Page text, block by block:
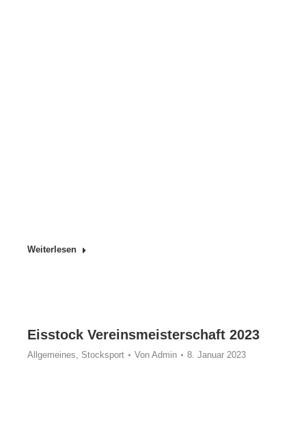
Weiterlesen
Eisstock Vereinsmeisterschaft 2023
Allgemeines, Stocksport Von Admin 8. Januar 2023